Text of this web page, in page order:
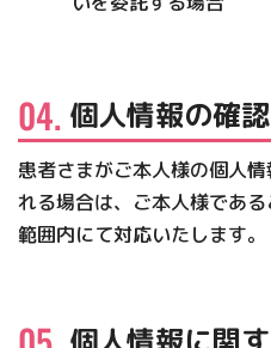
個人情報の確
患者さまがご本人様の個人
れる場合は、ご本人様であ
範囲内にて対応いたします。